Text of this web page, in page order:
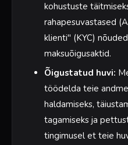
kohustuste
rahapesuvastased
klienti" (KYC)
maksuõigusaktid.
Õigustatud huvi:
töödelda teie
haldamiseks,
tagamiseks ja
tingimusel et teie